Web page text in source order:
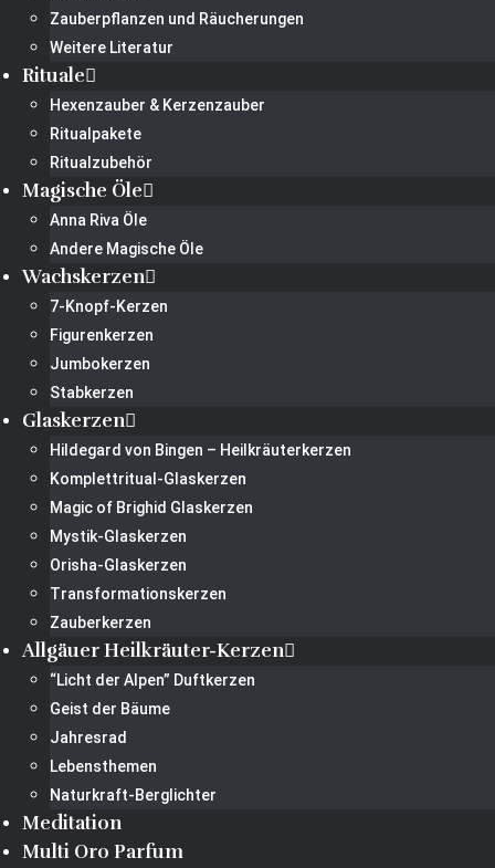
Zauberpflanzen und Räucherungen
Weitere Literatur
Rituale
Hexenzauber & Kerzenzauber
Ritualpakete
Ritualzubehör
Magische Öle
Anna Riva Öle
Andere Magische Öle
Wachskerzen
7-Knopf-Kerzen
Figurenkerzen
Jumbokerzen
Stabkerzen
Glaskerzen
Hildegard von Bingen – Heilkräuterkerzen
Komplettritual-Glaskerzen
Magic of Brighid Glaskerzen
Mystik-Glaskerzen
Orisha-Glaskerzen
Transformationskerzen
Zauberkerzen
Allgäuer Heilkräuter-Kerzen
“Licht der Alpen” Duftkerzen
Geist der Bäume
Jahresrad
Lebensthemen
Naturkraft-Berglichter
Meditation
Multi Oro Parfum